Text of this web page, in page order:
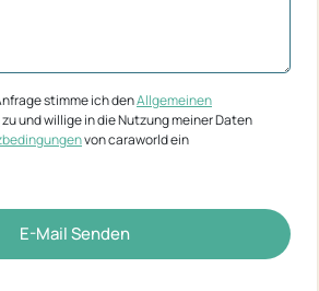
stimme ich denAllgemeinen
zu und willige in die Nutzung meiner Daten
von caraworld ein
E-Mail Senden